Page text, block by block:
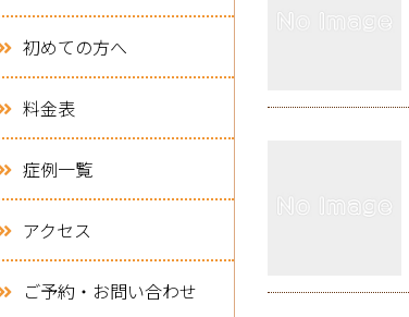
初めての方へ
料金表
症例一覧
アクセス
ご予約・お問い合わせ